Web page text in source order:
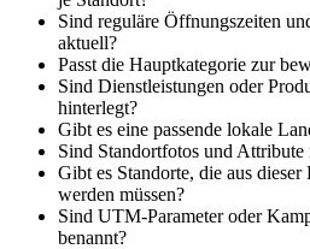
Sind reguläre Öffnungszeiten
aktuell?
Passt die Hauptkategorie zur
Sind Dienstleistungen oder
hinterlegt?
Gibt es eine passende lokale
Sind Standortfotos und Attribute
Gibt es Standorte, die aus dieser
werden müssen?
Sind UTM-Parameter oder
benannt?